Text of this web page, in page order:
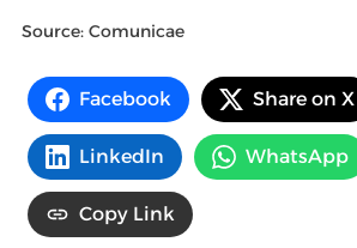
Source: Comunicae
Facebook Share on X
LinkedIn WhatsApp
Copy Link